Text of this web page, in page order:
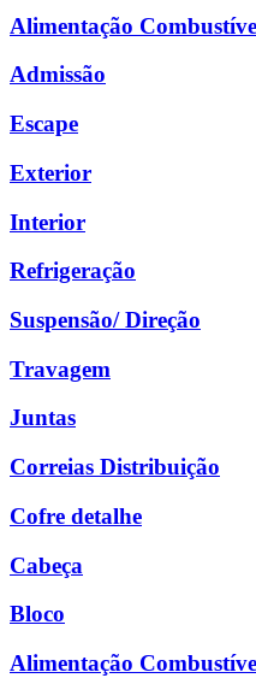
Alimentação
Admissão
Escape
Exterior
Interior
Refrigeração
Suspensão/ Direção
Travagem
Juntas
Correias Distribuição
Cofre detalhe
Cabeça
Bloco
Alimentação